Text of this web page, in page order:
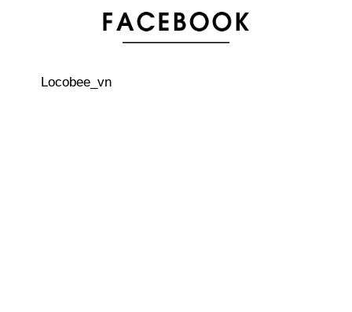
Locobee_vn